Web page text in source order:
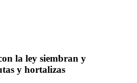
la ley siembran y
y hortalizas